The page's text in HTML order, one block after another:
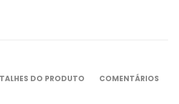
DO PRODUTO COMENTÁRIOS